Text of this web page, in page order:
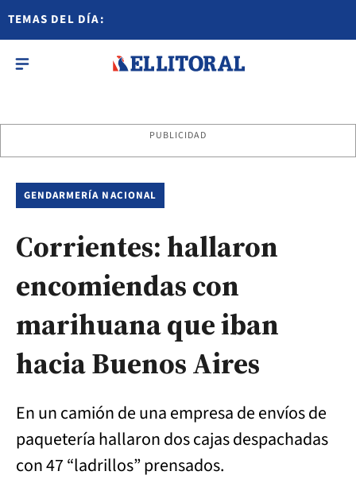
TEMAS DEL DÍA:
PUBLICIDAD
GENDARMERÍA NACIONAL
Corrientes: hallaron
encomiendas con
marihuana que iban
hacia Buenos Aires
En un camión de una empresa de envíos de
paquetería hallaron dos cajas despachadas
con 47 “ladrillos” prensados.